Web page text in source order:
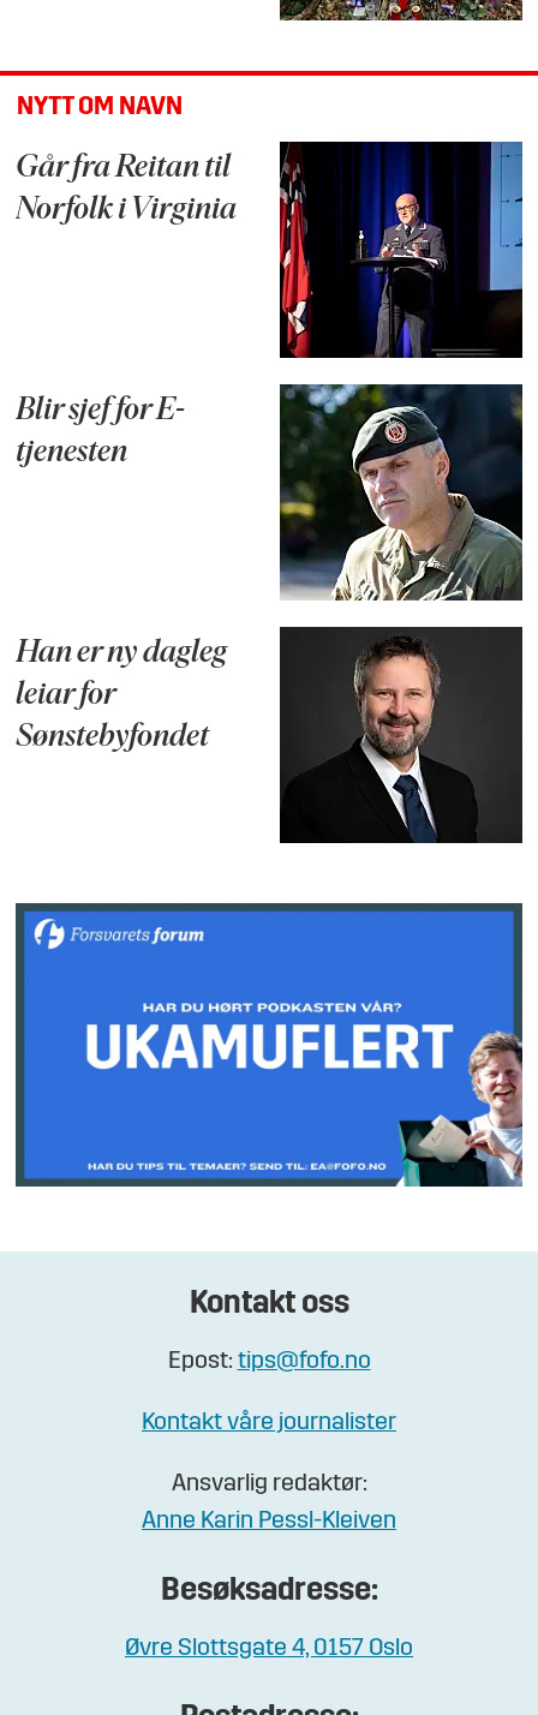
NYTT OM NAVN
Går fra Reitan til
Norfolk i Virginia
Blir sjef for E-
tjenesten
Han er ny dagleg
leiar for
Sønstebyfondet
Kontakt oss
Epost: tips@fofo.no
Kontakt våre journalister
Ansvarlig redaktør:
Anne Karin Pessl-Kleiven
Besøksadresse:
Øvre Slottsgate 4, 0157 Oslo